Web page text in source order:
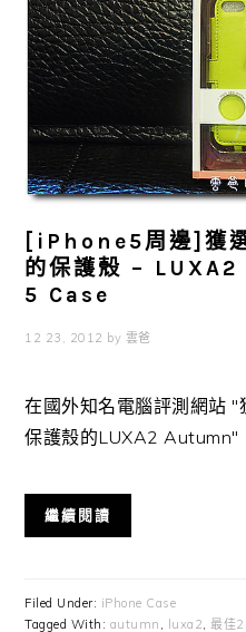
[iPhone5周邊]獲
的保護殼 –
5 Case
12 23, 2012 by 雲爸
在國外知名電腦評測網站
保護殼的LUXA2
繼續閱讀
Filed Under: iPhone Case
Tagged With: autumn , luxa2,最佳